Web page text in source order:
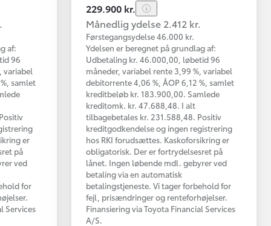
af:
96
variabel
samlet
er
på
ved
for
Services
229.900 kr.
Månedlig ydelse 2.412 kr.
Førstegangsydelse 46.000 kr.
Ydelsen er beregnet på grundlag af:
Udbetaling kr. 46.000,00, løbetid 96
måneder, variabel rente 3,99 %, variabel
debitorrente 4,06 %, ÅOP 6,12 %, samlet
kreditbeløb kr. 183.900,00. Samlede
kreditomk. kr. 47.688,48. I alt
tilbagebetales kr. 231.588,48. Positiv
kreditgodkendelse og ingen registrering
hos RKI forudsættes. Kaskoforsikring er
obligatorisk. Der er fortrydelsesret på
lånet. Ingen løbende mdl. gebyrer ved
betaling via en automatisk
betalingstjeneste. Vi tager forbehold for
fejl, prisændringer og renteforhøjelser.
Finansiering via Toyota Financial Services
A/S.